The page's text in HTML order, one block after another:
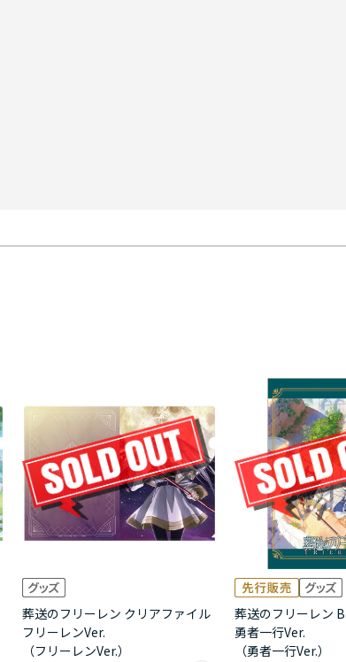
葬送のフリーレン クリアファイル
フリーレンVer.
（フリーレンVer.）
葬送のフリーレン
勇者一行Ver.
（勇者一行Ver.）